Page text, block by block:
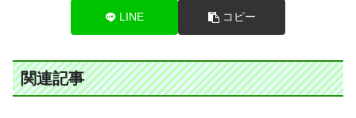
LINE コピー
関連記事